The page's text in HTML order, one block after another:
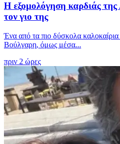
Η εξομολόγηση καρδιάς
τον γιο της
Ένα από τα πιο δύσκολα
Βούλγαρη, όμως μέσα...
πριν 2 ώρες